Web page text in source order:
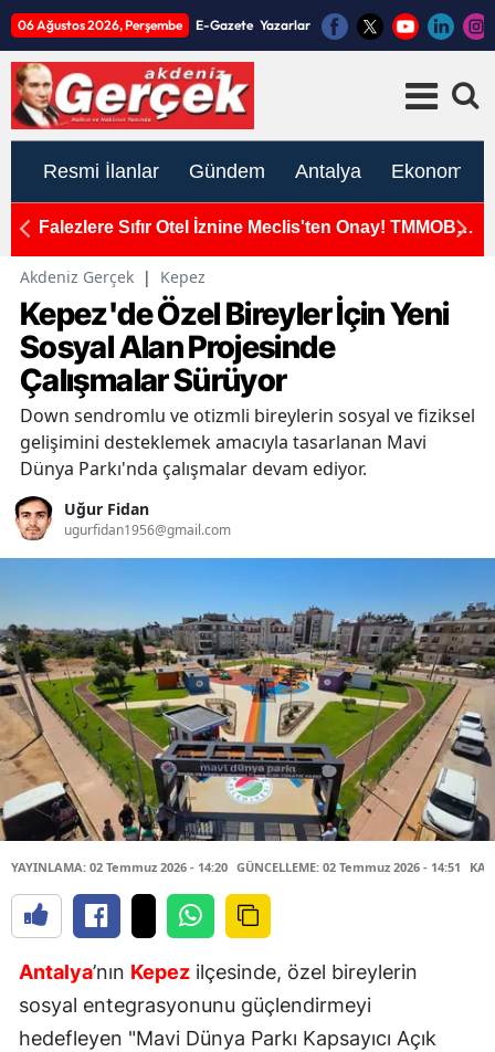
06 Ağustos 2026, Perşembe E-Gazete Yazarlar
Resmi İlanlar Gündem Antalya Ekonomi
Alanya'da Caddeler Köpük Köpük Yıkandı!
Akdeniz Gerçek | Kepez
Kepez'de Özel Bireyler İçin Yeni
Sosyal Alan Projesinde
Çalışmalar Sürüyor
Down sendromlu ve otizmli bireylerin sosyal ve fiziksel
gelişimini desteklemek amacıyla tasarlanan Mavi
Dünya Parkı'nda çalışmalar devam ediyor.
Uğur Fidan
ugurfidan1956@gmail.com
YAYINLAMA: 02 Temmuz 2026 - 14:20 GÜNCELLEME: 02 Temmuz 2026 - 14:51
Antalya’nın Kepez ilçesinde, özel bireylerin
sosyal entegrasyonunu güçlendirmeyi
hedefleyen "Mavi Dünya Parkı Kapsayıcı Açık